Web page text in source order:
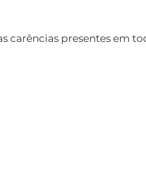
carências presentes em